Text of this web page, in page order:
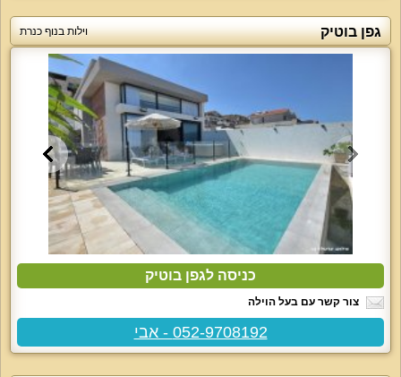
גפן בוטיק וילות בנוף כנרת
כניסה לגפן בוטיק
צור קשר עם בעל הוילה
052-9708192 - אבי